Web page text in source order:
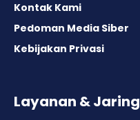
Kontak Kami
Pedoman Media Siber
Kebijakan Privasi
Layanan &